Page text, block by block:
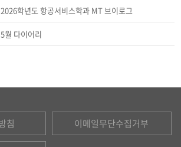
학년도 항공서비스학과 MT 브이로그
월 다이어리
침 이메일무단수집거부